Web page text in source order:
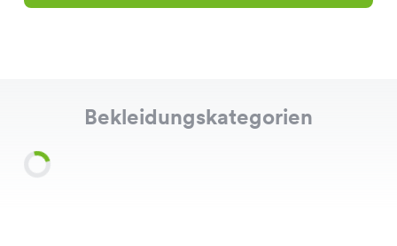
Bekleidungskategorien